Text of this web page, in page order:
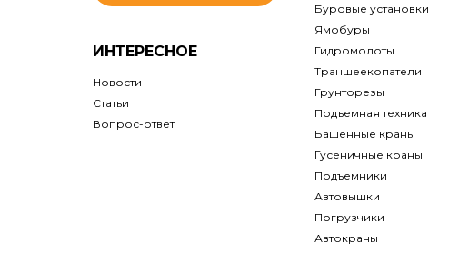
ИНТЕРЕСНОЕ
Новости
Статьи
Вопрос-ответ
Буровые установки
Ямобуры
Гидромолоты
Траншеекопатели
Грунторезы
Подъемная техника
Башенные краны
Гусеничные краны
Подъемники
Автовышки
Погрузчики
Автокраны